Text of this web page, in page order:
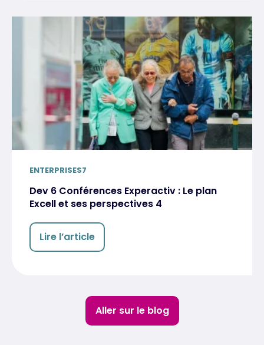
ENTERPRISES7
Dev 6 Conférences Experactiv : Le plan
Excell et ses perspectives 4
Lire l’article
Aller sur le blog